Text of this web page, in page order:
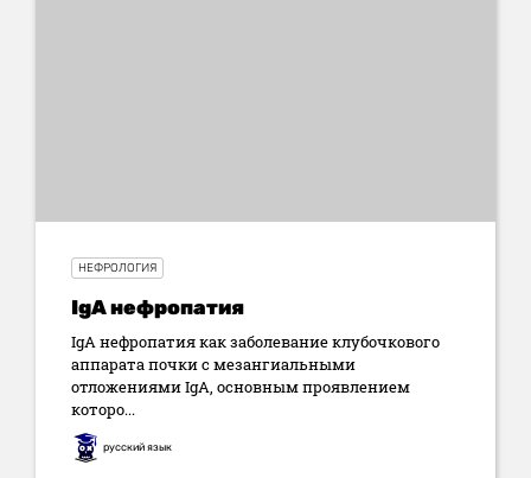
НЕФРОЛОГИЯ
IgA нефропатия
IgA нефропатия как заболевание клубочкового
аппарата почки с мезангиальными
отложениями IgA, основным проявлением
которо...
русский язык